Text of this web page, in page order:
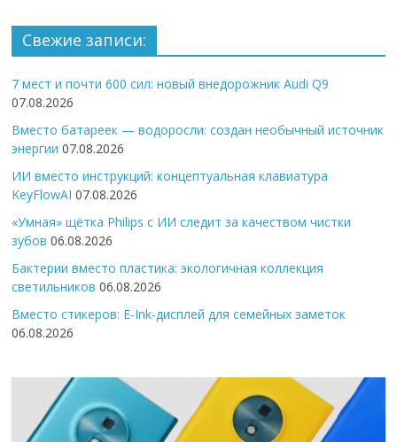
Свежие записи:
7 мест и почти 600 сил: новый внедорожник Audi Q9
07.08.2026
Вместо батареек — водоросли: создан необычный источник
энергии 07.08.2026
ИИ вместо инструкций: концептуальная клавиатура
KeyFlowAI 07.08.2026
«Умная» щётка Philips с ИИ следит за качеством чистки
зубов 06.08.2026
Бактерии вместо пластика: экологичная коллекция
светильников 06.08.2026
Вместо стикеров: E-Ink-дисплей для семейных заметок
06.08.2026